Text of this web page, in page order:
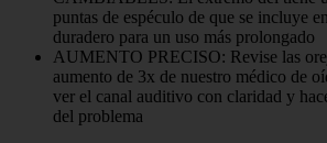
puntas de espéculo de que se incluye
duradero para un uso más prolongado
AUMENTO PRECISO: Revise las
aumento de 3x de nuestro médico de
ver el canal auditivo con claridad y
del problema